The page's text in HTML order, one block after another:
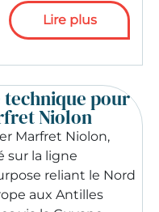
Lire plus
technique pour
Niolon
Marfret Niolon,
sur la ligne
reliant le Nord
aux Antilles